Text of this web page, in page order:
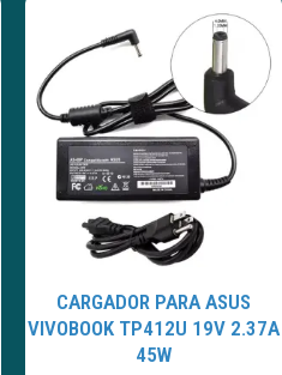
CARGADOR PARA ASUS
VIVOBOOK TP412U 19V 2.37A
45W